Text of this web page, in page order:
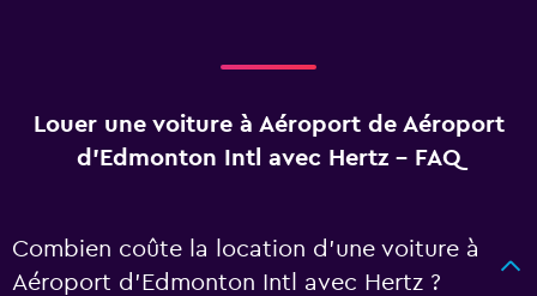
Louer une voiture à Aéroport de Aéroport
d'Edmonton Intl avec Hertz - FAQ
Combien coûte la location d’une voiture à
Aéroport d'Edmonton Intl avec Hertz ?